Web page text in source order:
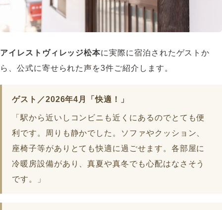
アイレストヴィレッジ松本に実際に宿泊されたゲストか
ら、公式に寄せられた声を3件ご紹介します。
ゲスト／2026年4月「快適！」
「駅から近いしコンビニも近くにあるのでとても便
利です。周りも静かでした。ソファやクッション、
座椅子等がありとても快適に過ごせます。各部屋に
冷暖房設備があり、真夏や真冬でも心配はなさそう
です。」